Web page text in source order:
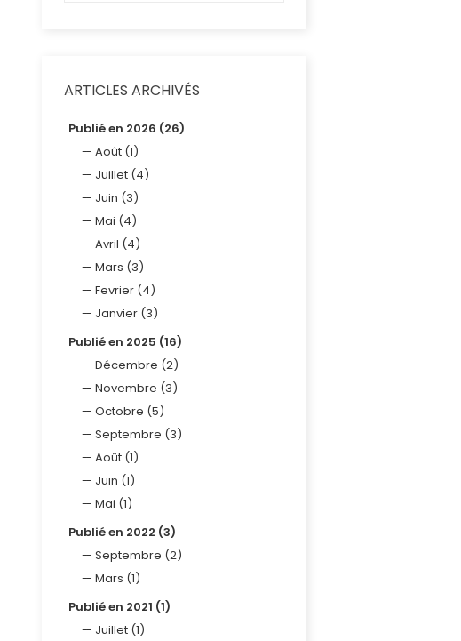
ARTICLES ARCHIVÉS
Publié en 2026 (26)
Août (1)
Juillet (4)
Juin (3)
Mai (4)
Avril (4)
Mars (3)
Fevrier (4)
Janvier (3)
Publié en 2025 (16)
Décembre (2)
Novembre (3)
Octobre (5)
Septembre (3)
Août (1)
Juin (1)
Mai (1)
Publié en 2022 (3)
Septembre (2)
Mars (1)
Publié en 2021 (1)
Juillet (1)